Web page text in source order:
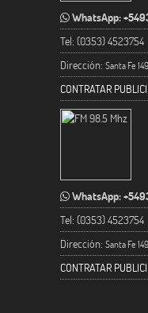
WhatsApp:
Tel: (0353) 4523754
Dirección: Santa Fe
CONTRATAR
WhatsApp:
Tel: (0353) 4523754
Dirección: Santa Fe
CONTRATAR